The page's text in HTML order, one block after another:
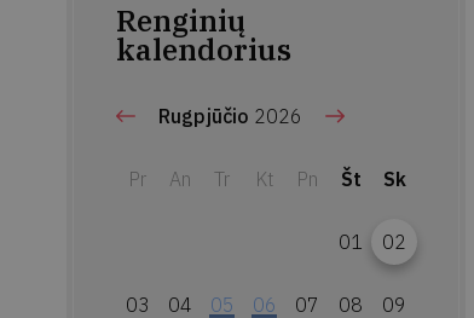
Renginių
kalendorius
Rugpjūčio 2026
Pr An Tr Kt Pn Št Sk
01 02
03 04 05 06 07 08 09